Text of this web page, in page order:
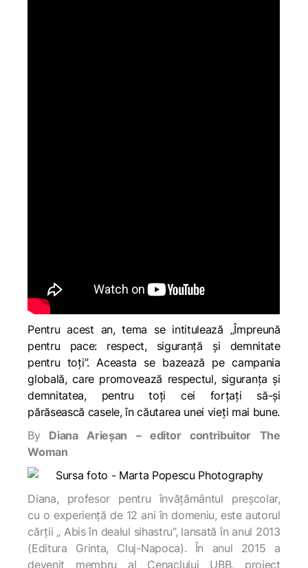
Pentru acest an, tema se intitulează „Împreună
pentru pace: respect, siguranță și demnitate
pentru toți”.Aceasta se bazează pe campania
globală, care promovează respectul, siguranța și
demnitatea, pentru toți cei forțați să-și
părăsească casele, în căutarea unei vieți mai bune.
By Diana Arieșan – editor contribuitor The
Woman
Diana, profesor pentru învățământul preșcolar,
cu o experiență de 12 ani în domeniu, este autorul
cărții „ Abis în dealul sihastru”, lansată în anul 2013
(Editura Grinta, Cluj-Napoca). În anul 2015 a
devenit membru al Cenaclului UBB, proiect